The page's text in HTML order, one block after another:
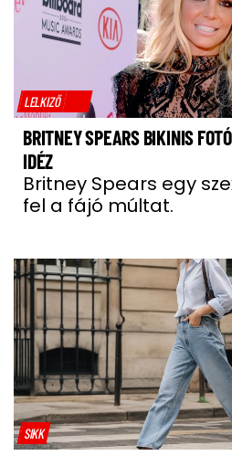
LELKIZŐ
BRITNEY SPEARS BIKINIS
IDÉZ
Britney Spears egy
fel a fájó múltat.
SIKK